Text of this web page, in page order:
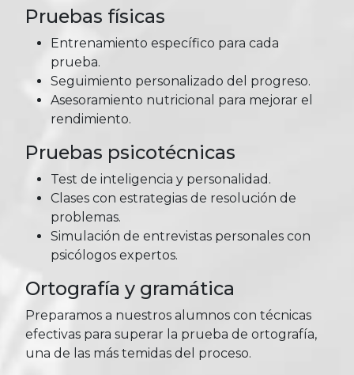
Pruebas físicas
Entrenamiento específico para cada
prueba.
Seguimiento personalizado del progreso.
Asesoramiento nutricional para mejorar el
rendimiento.
Pruebas psicotécnicas
Test de inteligencia y personalidad.
Clases con estrategias de resolución de
problemas.
Simulación de entrevistas personales con
psicólogos expertos.
Ortografía y gramática
Preparamos a nuestros alumnos con técnicas
efectivas para superar la prueba de ortografía,
una de las más temidas del proceso.